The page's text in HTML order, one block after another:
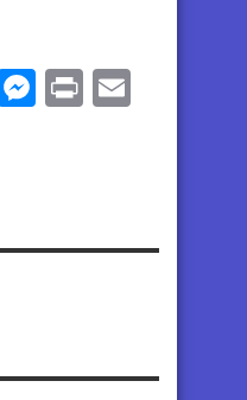
LinkedIn
Messenger
Print